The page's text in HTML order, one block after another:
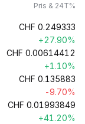
Pris & 24T%
CHF 0.249333
+27.90%
CHF 0.00614412
+1.10%
CHF 0.135883
-9.70%
CHF 0.01993849
+41.20%